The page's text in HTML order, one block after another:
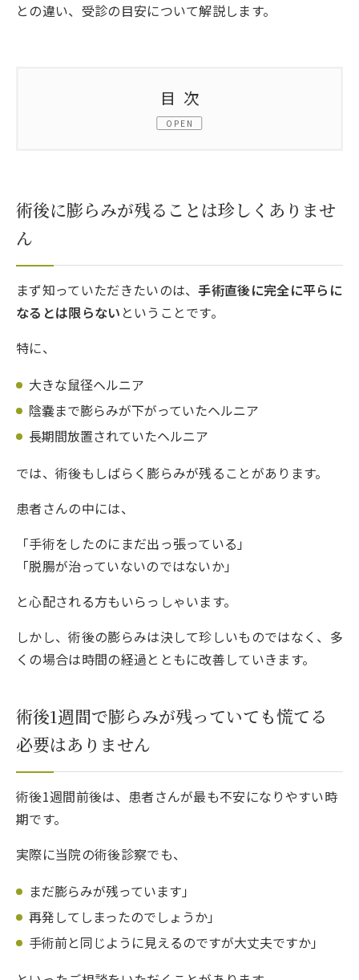
との違い、受診の目安について解説します。
目次
OPEN
要はありません
3.1.漿液腫（しょうえきしゅ）
3.3. 血腫（けっしゅ）
4.術後1か月でも膨らみが残ることがあります
8.当院での考え方
9.まとめ
10. 鼠径ヘルニアは当院までご相談ください
術後に膨らみが残ることは珍しくありませ
ん
まず知っていただきたいのは、手術直後に完全に平らに
なるとは限らない ということです。
特に、
大きな鼠径ヘルニア
陰嚢まで膨らみが下がっていたヘルニア
長期間放置されていたヘルニア
では、術後もしばらく膨らみが残ることがあります。
患者さんの中には、
「手術をしたのにまだ出っ張っている」
「脱腸が治っていないのではないか」
と心配される方もいらっしゃいます。
しかし、術後の膨らみは決して珍しいものではなく、多
くの場合は時間の経過とともに改善していきます。
術後1週間で膨らみが残っていても慌てる
必要はありません
術後1週間前後は、患者さんが最も不安になりやすい時
期です。
実際に当院の術後診察でも、
まだ膨らみが残っています」
再発してしまったのでしょうか」
手術前と同じように見えるのですが大丈夫ですか」